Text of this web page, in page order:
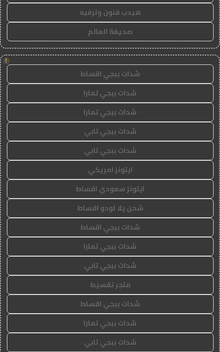
هيدب فنون وترفيه
صحيفة العالم
!
شدات ببجي اقساط
شدات ببجي تمارا
شدات ببجي تمارا
شدات ببجي تابي
شدات ببجي تابي
ايتونز امريكي
ايتونز سعودي اقساط
شحن يلا لودو اقساط
شدات ببجي اقساط
شدات ببجي تمارا
شدات ببجي تابي
متجر تقسيط
شدات ببجي اقساط
شدات ببجي تمارا
شدات ببجي تابي